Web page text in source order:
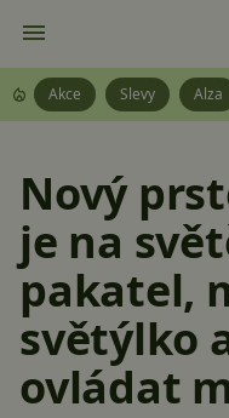
Akce Slevy Alza
Nový
je na
pakatel,
světýlko
ovládat